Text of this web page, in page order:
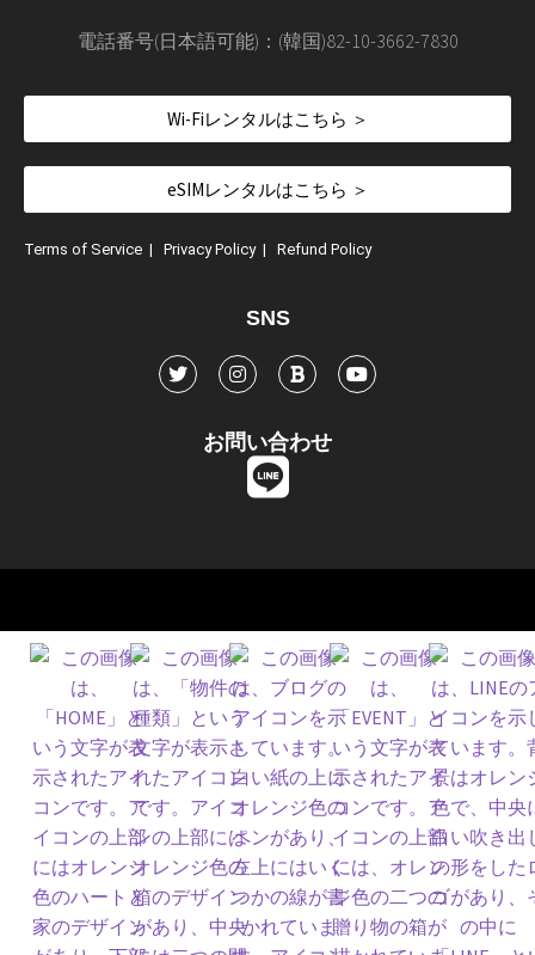
電話番号(日本語可能)：(韓国)82-10-3662-7830
Wi-Fiレンタルはこちら ＞
eSIMレンタルはこちら ＞
Terms of Service | Privacy Policy | Refund Policy
SNS
お問い合わせ